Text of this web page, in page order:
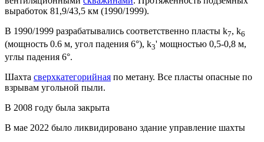
выработок 81,9/43,5 км (1990/1999).
В 1990/1999 разрабатывались соответственно пласты k7, k6
(мощность 0.6 м, угол падения 6°), k3' мощностью 0,5-0,8 м,
углы падения 6°.
Шахта сверхкатегорийная по метану. Все пласты опасные по
взрывам угольной пыли.
В 2008 году была закрыта
В мае 2022 было ликвидировано здание управление шахты